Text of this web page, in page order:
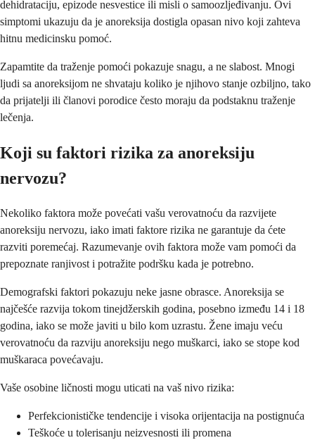
dehidrataciju, epizode nesvestice ili misli o samoozljeđivanju. Ovi
simptomi ukazuju da je anoreksija dostigla opasan nivo koji zahteva
hitnu medicinsku pomoć.
Zapamtite da traženje pomoći pokazuje snagu, a ne slabost. Mnogi
ljudi sa anoreksijom ne shvataju koliko je njihovo stanje ozbiljno, tako
da prijatelji ili članovi porodice često moraju da podstaknu traženje
lečenja.
Koji su faktori rizika za anoreksiju
nervozu?
Nekoliko faktora može povećati vašu verovatnoću da razvijete
anoreksiju nervozu, iako imati faktore rizika ne garantuje da ćete
razviti poremećaj. Razumevanje ovih faktora može vam pomoći da
prepoznate ranjivost i potražite podršku kada je potrebno.
Demografski faktori pokazuju neke jasne obrasce. Anoreksija se
najčešće razvija tokom tinejdžerskih godina, posebno između 14 i 18
godina, iako se može javiti u bilo kom uzrastu. Žene imaju veću
verovatnoću da razviju anoreksiju nego muškarci, iako se stope kod
muškaraca povećavaju.
Vaše osobine ličnosti mogu uticati na vaš nivo rizika:
Perfekcionističke tendencije i visoka orijentacija na postignuća
Teškoće u tolerisanju neizvesnosti ili promena